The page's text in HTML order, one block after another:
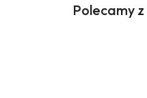
Pomiń karuzelę
Produkty
Polecamy